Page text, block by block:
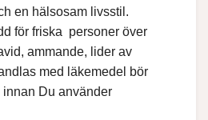
en hälsosam livsstil.
för friska personer över
ammande, lider av
med läkemedel bör
innan Du använder